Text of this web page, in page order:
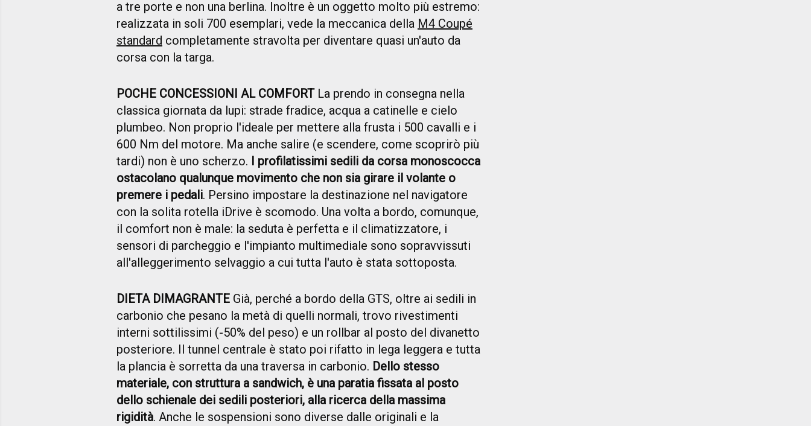
a tre porte e non una berlina. Inoltre è un oggetto molto più estremo:
realizzata in soli 700 esemplari, vede la meccanica della M4 Coupé
standard completamente stravolta per diventare quasi un'auto da
corsa con la targa.
POCHE CONCESSIONI AL COMFORTLa prendo in consegna nella
classica giornata da lupi: strade fradice, acqua a catinelle e cielo
plumbeo. Non proprio l'ideale per mettere alla frusta i 500 cavalli e i
600 Nm del motore. Ma anche salire (e scendere, come scoprirò più
tardi) non è uno scherzo. I profilatissimi sedili da corsa monoscocca
ostacolano qualunque movimento che non sia girare il volante o
premere i pedali. Persino impostare la destinazione nel navigatore
con la solita rotella iDrive è scomodo. Una volta a bordo, comunque,
il comfort non è male: la seduta è perfetta e il climatizzatore, i
sensori di parcheggio e l'impianto multimediale sono sopravvissuti
all'alleggerimento selvaggio a cui tutta l'auto è stata sottoposta.
DIETA DIMAGRANTE Già, perché a bordo della GTS, oltre ai sedili in
carbonio che pesano la metà di quelli normali, trovo rivestimenti
interni sottilissimi (-50% del peso) e un rollbar al posto del divanetto
posteriore. Il tunnel centrale è stato poi rifatto in lega leggera e tutta
la plancia è sorretta da una traversa in carbonio. Dello stesso
materiale, con struttura a sandwich, è una paratia fissata al posto
dello schienale dei sedili posteriori, alla ricerca della massima
rigidità. Anche le sospensioni sono diverse dalle originali e la